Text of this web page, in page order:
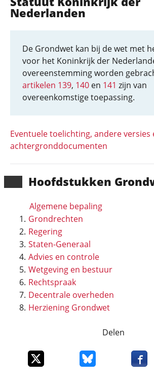
Hoofd­stukken
Algemene bepaling
Grondrechten
Regering
Staten-Generaal
Advies en controle
Wetgeving en bestuur
Rechtspraak
Decentrale overheden
Herziening Grondwet
Nederlanden
De Grondwet kan bij de wet met
voor het Koninkrijk der
overeenstemming worden
artikelen 139, 140 en 141 zijn van
overeenkomstige toepassing.
Eventuele toelichting, andere versies
achtergronddocumenten
Delen
Deel dit item op XDeel dit item opDeel